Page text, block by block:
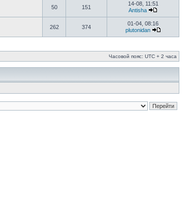
50 151
14-08, 11:51
Antisha
262 374
01-04, 08:16
plutonidan
Часовой пояс: UTC + 2 часа